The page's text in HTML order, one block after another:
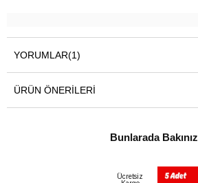
YORUMLAR(1)
ÜRÜN ÖNERILERI
Bunlarada Bakınız
Ücretsiz